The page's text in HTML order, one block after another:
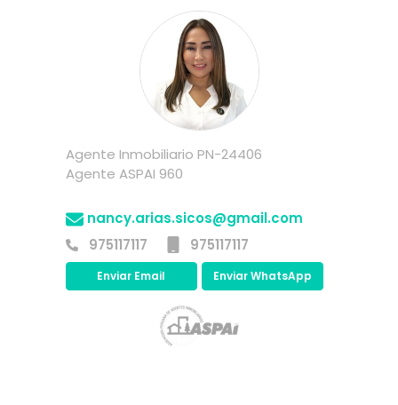
Agente Inmobiliario PN-24406
Agente ASPAI 960
nancy.arias.sicos@gmail.com
975117117
975117117
Enviar Email Enviar WhatsApp